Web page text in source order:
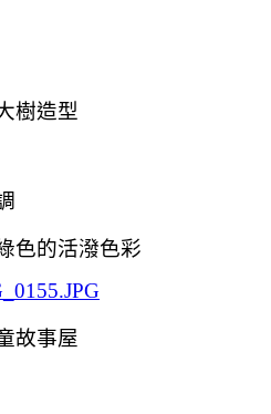
樹造型
色的活潑色彩
故事屋